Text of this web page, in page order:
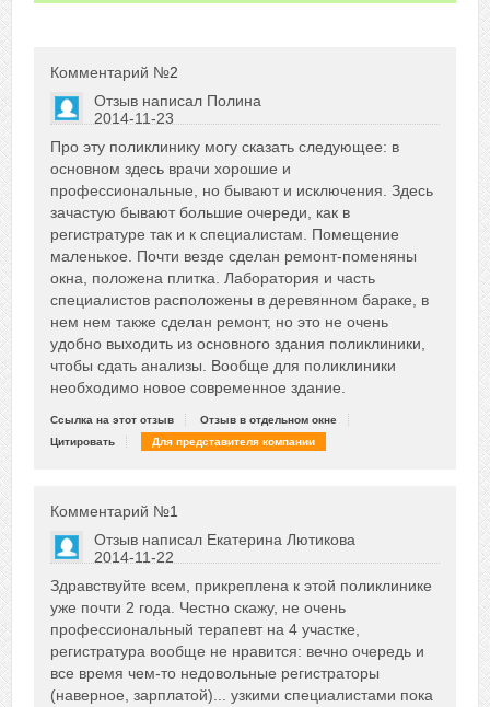
Комментарий №2
Отзыв написал Полина
2014-11-23
+4
Сказать друзьям об отзыве
Про эту поликлинику могу сказать следующее: в
основном здесь врачи хорошие и
профессиональные, но бывают и исключения. Здесь
зачастую бывают большие очереди, как в
регистратуре так и к специалистам. Помещение
маленькое. Почти везде сделан ремонт-поменяны
окна, положена плитка. Лаборатория и часть
специалистов расположены в деревянном бараке, в
нем нем также сделан ремонт, но это не очень
удобно выходить из основного здания поликлиники,
чтобы сдать анализы. Вообще для поликлиники
необходимо новое современное здание.
Ссылка на этот отзыв
Отзыв в отдельном окне
Цитировать
Для представителя компании
Комментарий №1
Отзыв написал Екатерина Лютикова
2014-11-22
+4
Сказать друзьям об отзыве
Здравствуйте всем, прикреплена к этой поликлинике
уже почти 2 года. Честно скажу, не очень
профессиональный терапевт на 4 участке,
регистратура вообще не нравится: вечно очередь и
все время чем-то недовольные регистраторы
(наверное, зарплатой)... узкими специалистами пока